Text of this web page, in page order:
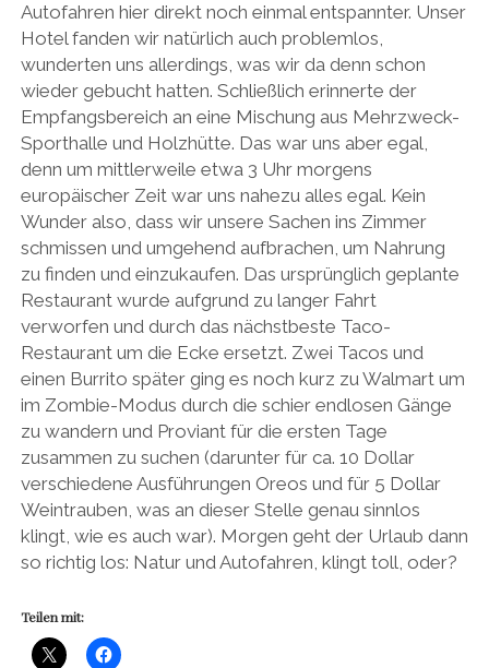
Autofahren hier direkt noch einmal entspannter. Unser
Hotel fanden wir natürlich auch problemlos,
wunderten uns allerdings, was wir da denn schon
wieder gebucht hatten. Schließlich erinnerte der
Empfangsbereich an eine Mischung aus Mehrzweck-
Sporthalle und Holzhütte. Das war uns aber egal,
denn um mittlerweile etwa 3 Uhr morgens
europäischer Zeit war uns nahezu alles egal. Kein
Wunder also, dass wir unsere Sachen ins Zimmer
schmissen und umgehend aufbrachen, um Nahrung
zu finden und einzukaufen. Das ursprünglich geplante
Restaurant wurde aufgrund zu langer Fahrt
verworfen und durch das nächstbeste Taco-
Restaurant um die Ecke ersetzt. Zwei Tacos und
einen Burrito später ging es noch kurz zu Walmart um
im Zombie-Modus durch die schier endlosen Gänge
zu wandern und Proviant für die ersten Tage
zusammen zu suchen (darunter für ca. 10 Dollar
verschiedene Ausführungen Oreos und für 5 Dollar
Weintrauben, was an dieser Stelle genau sinnlos
klingt, wie es auch war). Morgen geht der Urlaub dann
so richtig los: Natur und Autofahren, klingt toll, oder?
Teilen mit: